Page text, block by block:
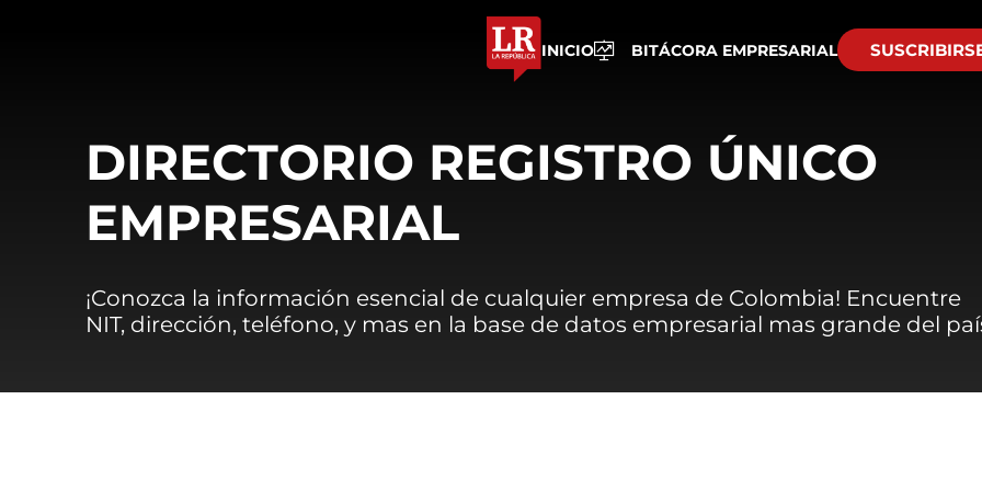
INICIO BITÁCORA EMPRESARIAL
DIRECTORIO REGISTRO ÚNICO
EMPRESARIAL
¡Conozca la información esencial de cualquier empresa de Colombia! Encuentre
NIT, dirección, teléfono, y mas en la base de datos empresarial mas grande del